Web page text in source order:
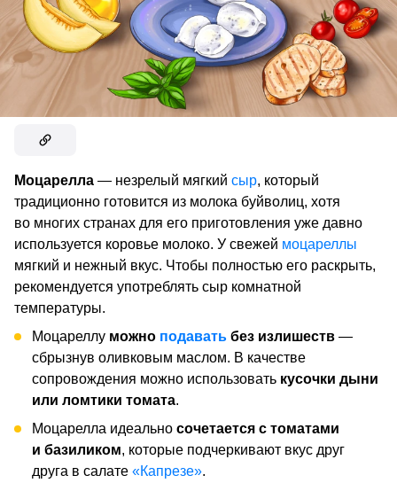
Моцарелла — незрелый мягкий сыр, который
традиционно готовится из молока буйволиц, хотя
во многих странах для его приготовления уже давно
используется коровье молоко. У свежей моцареллы
мягкий и нежный вкус. Чтобы полностью его раскрыть,
рекомендуется употреблять сыр комнатной
температуры.
Моцареллу можно подавать без излишеств —
сбрызнув оливковым маслом. В качестве
сопровождения можно использовать кусочки дыни
или ломтики томата.
Моцарелла идеально сочетается с томатами
и базиликом, которые подчеркивают вкус друг
друга в салате «Капрезе».